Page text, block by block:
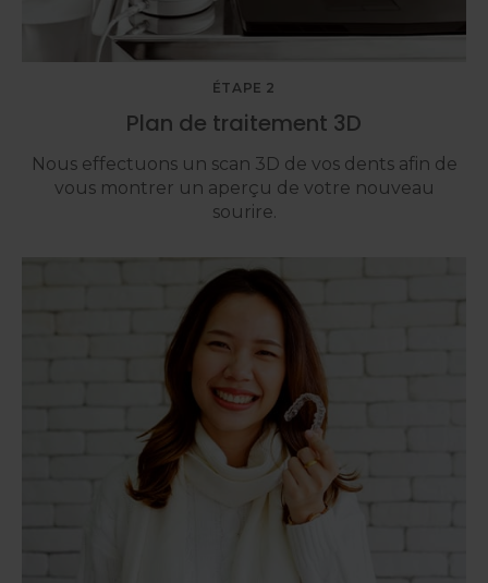
ÉTAPE 2
Plan de traitement 3D
Nous effectuons un scan 3D de vos dents afin de
vous montrer un aperçu de votre nouveau
sourire.